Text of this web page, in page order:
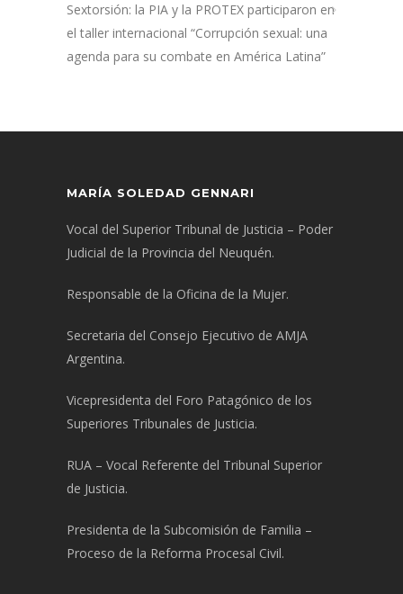
Sextorsión: la PIA y la PROTEX participaron en
el taller internacional “Corrupción sexual: una
agenda para su combate en América Latina”
MARÍA SOLEDAD GENNARI
Vocal del Superior Tribunal de Justicia – Poder
Judicial de la Provincia del Neuquén.
Responsable de la Oficina de la Mujer.
Secretaria del Consejo Ejecutivo de AMJA
Argentina.
Vicepresidenta del Foro Patagónico de los
Superiores Tribunales de Justicia.
RUA – Vocal Referente del Tribunal Superior
de Justicia.
Presidenta de la Subcomisión de Familia –
Proceso de la Reforma Procesal Civil.